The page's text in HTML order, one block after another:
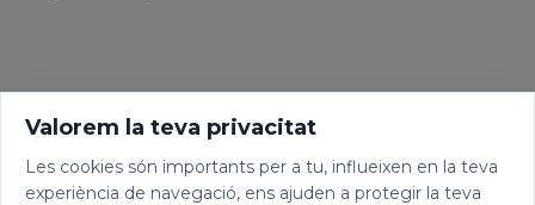
Valorem la teva privacitat
Les cookies són importants per a tu, influeixen en la teva
experiència de navegació, ens ajuden a protegir la teva